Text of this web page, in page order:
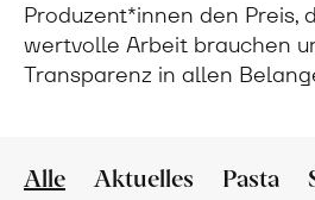
Produzent*innen den Preis,
wertvolle Arbeit brauchen
Transparenz in allen
Alle Aktuelles Pasta